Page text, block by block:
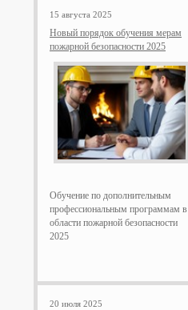
15 августа 2025
Новый порядок обучения мерам
пожарной безопасности 2025
Обучение по дополнительным
профессиональным программам в
области пожарной безопасности
2025
20 июля 2025